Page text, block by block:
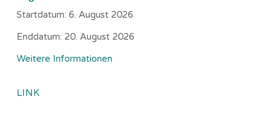
Startdatum: 6. August 2026
Enddatum: 20. August 2026
Weitere Informationen
LINK